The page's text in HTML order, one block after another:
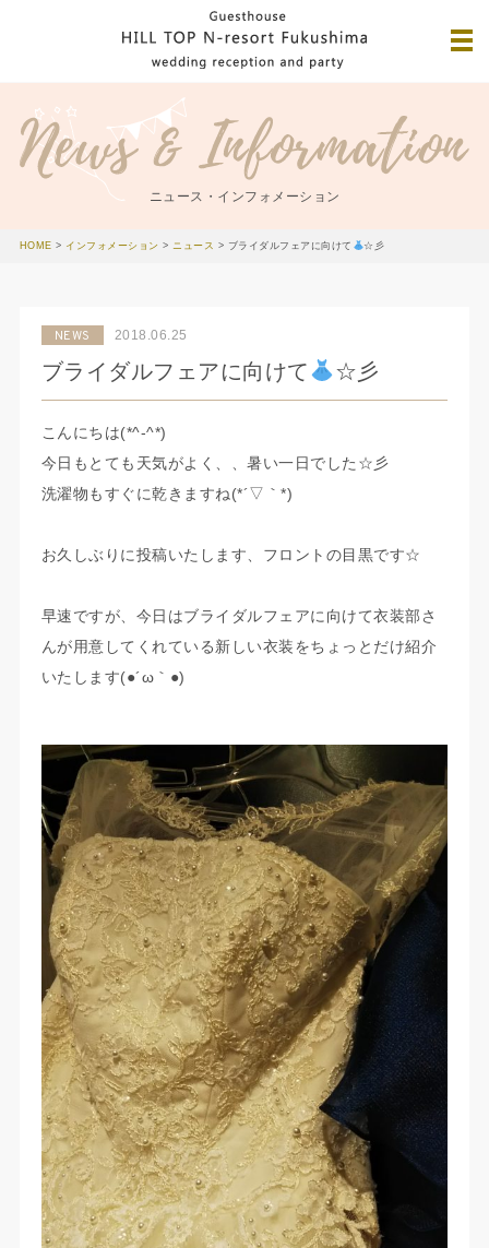
ニュース・インフォメーション
HOME > インフォメーション >ニュース > ブライダルフェアに向けて ☆彡
NEWS 2018.06.25
ブライダルフェアに向けて ☆彡
こんにちは(*^-^*)
今日もとても天気がよく、、暑い一日でした☆彡
洗濯物もすぐに乾きますね(*´▽｀*)
お久しぶりに投稿いたします、フロントの目黒です☆
早速ですが、今日はブライダルフェアに向けて衣装部さ
んが用意してくれている新しい衣装をちょっとだけ紹介
いたします(●´ω｀●)